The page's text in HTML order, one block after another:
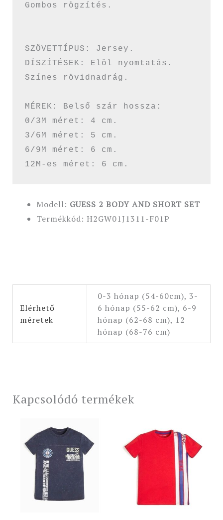
Gombos rögzítés.
SZÖVETTÍPUS: Jersey.
DÍSZÍTÉSEK: Elöl nyomtatás.
Színes rövidnadrág.
MÉREK: Belső szár hossza:
0/3M méret: 4 cm.
3/6M méret: 5 cm.
6/9M méret: 6 cm.
Modell: GUESS 2 BODY AND SHORT SET
Termékkód: H2GW01J1311-F01P
Elérhető
méretek
0-3 hónap (54-60cm), 3-
6 hónap (55-62 cm), 6-9
hónap (62-68 cm), 12
hónap (68-76 cm)
Kapcsolódó termékek